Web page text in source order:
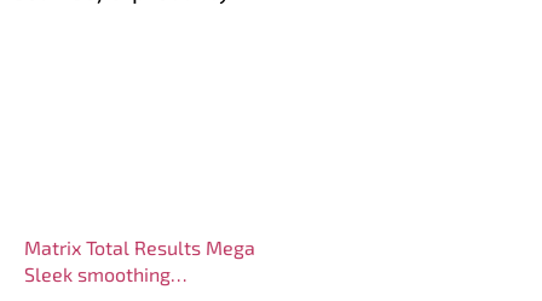
Matrix Total Results Mega
Sleek smoothing